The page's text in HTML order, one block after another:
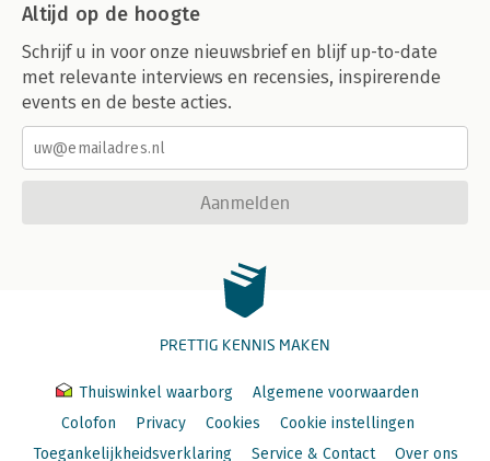
Altijd op de hoogte
Schrijf u in voor onze nieuwsbrief en blijf up-to-date
met relevante interviews en recensies, inspirerende
events en de beste acties.
Aanmelden
PRETTIG KENNIS MAKEN
Thuiswinkel waarborg
Algemene voorwaarden
Colofon
Privacy Cookies
Cookie instellingen
Toegankelijkheidsverklaring
Service & Contact Over ons